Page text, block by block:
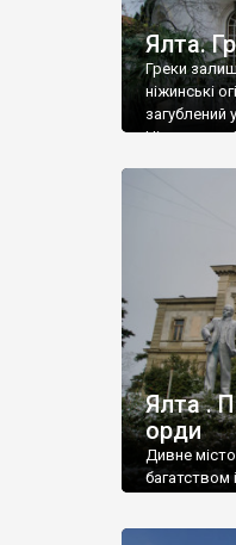
Ялта.
Греки
ніжинські
загублений
Ніжин
Ялта .
орди
Дивне
багатством